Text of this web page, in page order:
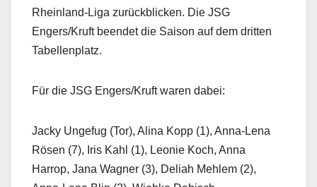
Rheinland-Liga zurückblicken. Die JSG
Engers/Kruft beendet die Saison auf dem dritten
Tabellenplatz.
Für die JSG Engers/Kruft waren dabei:
Jacky Ungefug (Tor), Alina Kopp (1), Anna-Lena
Rösen (7), Iris Kahl (1), Leonie Koch, Anna
Harrop, Jana Wagner (3), Deliah Mehlem (2),